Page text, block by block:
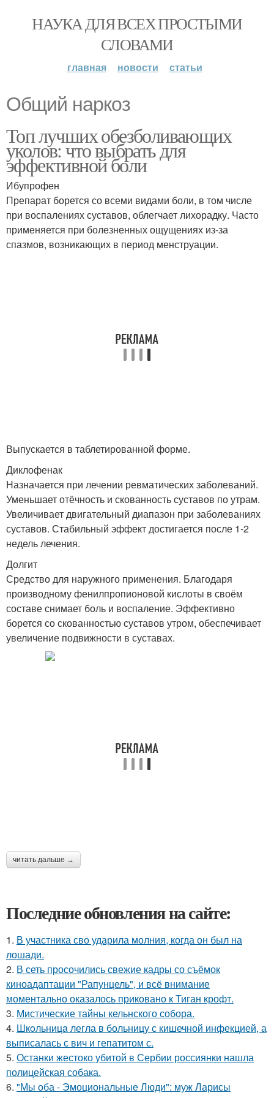
НАУКА ДЛЯ ВСЕХ ПРОСТЫМИ
СЛОВАМИ
главная новости статьи
Общий наркоз
Топ лучших обезболивающих
уколов: что выбрать для
эффективной боли
Ибупрофен
Препарат борется со всеми видами боли, в том числе
при воспалениях суставов, облегчает лихорадку. Часто
применяется при болезненных ощущениях из-за
спазмов, возникающих в период менструации.
Выпускается в таблетированной форме.
Диклофенак
Назначается при лечении ревматических заболеваний.
Уменьшает отёчность и скованность суставов по утрам.
Увеличивает двигательный диапазон при заболеваниях
суставов. Стабильный эффект достигается после 1-2
недель лечения.
Долгит
Средство для наружного применения. Благодаря
производному фенилпропионовой кислоты в своём
составе снимает боль и воспаление. Эффективно
борется со скованностью суставов утром, обеспечивает
увеличение подвижности в суставах.
читать дальше →
Последние обновления на сайте:
1. В участника сво ударила молния, когда он был на
лошади.
2. В сеть просочились свежие кадры со съёмок
киноадаптации "Рапунцель", и всё внимание
моментально оказалось приковано к Тиган крофт.
3. Мистические тайны кельнского собора.
4. Шкoльницa легла в больницу с кишечной инфекцией, а
выписалась с вич и гепатитом с.
5. Останки жестоко убитой в Сербии россиянки нашла
полицейская собака.
6. "Мы оба - Эмоциональные Люди": муж Ларисы